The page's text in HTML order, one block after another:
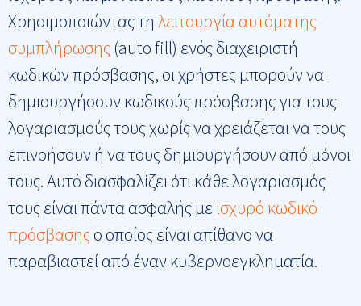
Χρησιμοποιώντας τη λειτουργία αυτόματης
συμπλήρωσης (auto fill) ενός διαχειριστή
κωδικών πρόσβασης, οι χρήστες μπορούν να
δημιουργήσουν κωδικούς πρόσβασης για τους
λογαριασμούς τους χωρίς να χρειάζεται να τους
επινοήσουν ή να τους δημιουργήσουν από μόνοι
τους. Αυτό διασφαλίζει ότι κάθε λογαριασμός
τους είναι πάντα ασφαλής με ισχυρό κωδικό
πρόσβασηςο οποίος είναι απίθανο να
παραβιαστεί από έναν κυβερνοεγκληματία.